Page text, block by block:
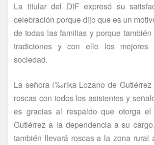
La titular del DIF expresó su
celebración porque dijo que es un
de todas las familias y porque
tradiciones y con ello los mejores
sociedad.
La señora í‰rika Lozano de Gutiérrez
roscas con todos los asistentes y
es gracias al respaldo que otorga el
Gutiérrez a la dependencia a su
también llevará roscas a la zona rural